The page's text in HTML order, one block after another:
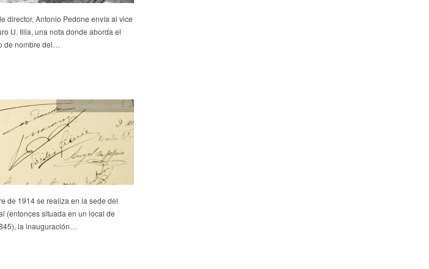
director, Antonio Pedone envía al vice
U. Illia, una nota donde aborda el
de nombre del…
Documentación oficial
de 1914 se realiza en la sede del
(entonces situada en un local de
la inauguración…